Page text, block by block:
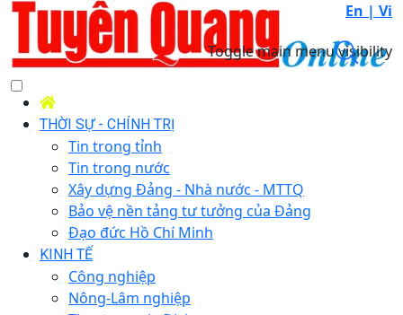
En | Vi
Toggle main menu visibility
THỜI SỰ - CHÍNH TRỊ
Tin trong tỉnh
Tin trong nước
Xây dựng Đảng - Nhà nước - MTTQ
Bảo vệ nền tảng tư tưởng của Đảng
Đạo đức Hồ Chí Minh
KINH TẾ
Công nghiệp
Nông-Lâm nghiệp